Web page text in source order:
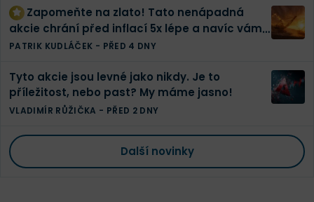
Zapomeňte na zlato! Tato nenápadná
akcie chrání před inflací 5x lépe a navíc vám
vyplatí tučnou dividendu
PATRIK KUDLÁČEK - PŘED 4 DNY
Tyto akcie jsou levné jako nikdy. Je to
příležitost, nebo past? My máme jasno!
VLADIMÍR RŮŽIČKA - PŘED 2 DNY
Další novinky